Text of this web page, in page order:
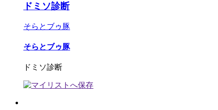
ドミソ診断
そらとブゥ豚
そらとブゥ豚
ドミソ診断